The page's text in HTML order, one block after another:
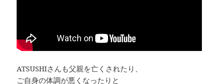
ATSUSHIさんも父親を亡くされたり、
ご自身の体調が悪くなったりと